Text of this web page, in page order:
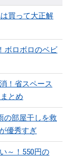
買って大正解
ボロボロのベビ
！省スペース
とめ
の部屋干しを救
優秀すぎ
～！550円の